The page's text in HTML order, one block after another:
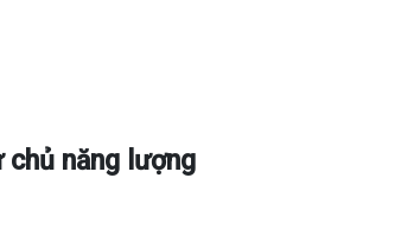
chủ năng lượng